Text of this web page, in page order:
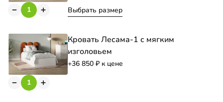
Выбрать размер
Кровать Лесама-1 с мягким
изголовьем
+36 850 к цене